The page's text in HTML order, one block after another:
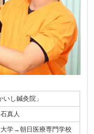
し鍼灸院」
真人
学→朝日医療専門学校